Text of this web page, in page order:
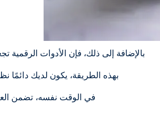
بالإضافة إلى ذلك، فإن الأدوات الرقمية
بهذه الطريقة، يكون لديك دائمًا
في الوقت نفسه، تضمن